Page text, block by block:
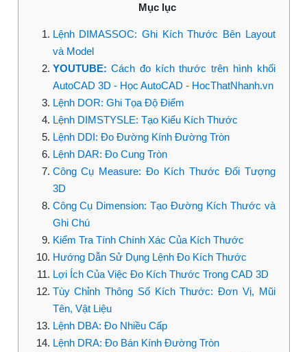
Mục lục
Lệnh DIMASSOC: Ghi Kích Thước Bên Layout
và Model
YOUTUBE:Cách đo kích thước trên hình khối
AutoCAD 3D - Học AutoCAD - HocThatNhanh.vn
Lệnh DOR: Ghi Tọa Độ Điểm
Lệnh DIMSTYSLE: Tạo Kiểu Kích Thước
Lệnh DDI: Đo Đường Kính Đường Tròn
Lệnh DAR: Đo Cung Tròn
Công Cụ Measure: Đo Kích Thước Đối Tượng
3D
Công Cụ Dimension: Tạo Đường Kích Thước và
Ghi Chú
Kiểm Tra Tính Chính Xác Của Kích Thước
Hướng Dẫn Sử Dụng Lệnh Đo Kích Thước
Lợi Ích Của Việc Đo Kích Thước Trong CAD 3D
Tùy Chỉnh Thông Số Kích Thước: Đơn Vị, Mũi
Tên, Vật Liệu
Lệnh DBA: Đo Nhiều Cấp
Lệnh DRA: Đo Bán Kính Đường Tròn